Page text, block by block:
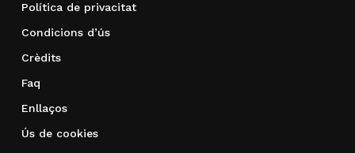
Política de privacitat
Condicions d’ús
Crèdits
Faq
Enllaços
Ús de cookies